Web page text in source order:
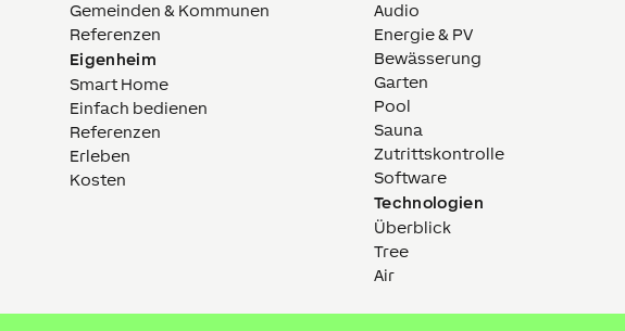
Gemeinden & Kommunen
Referenzen
Eigenheim
Smart Home
Einfach bedienen
Referenzen
Erleben
Kosten
Audio
Energie & PV
Bewässerung
Garten
Pool
Sauna
Zutrittskontrolle
Software
Technologien
Überblick
Tree
Air